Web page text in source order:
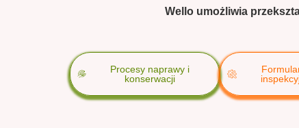
Wello umożliwia
Procesy naprawy i
konserwacji